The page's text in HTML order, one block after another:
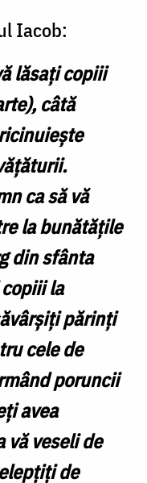
Iacob:
lăsaţi copiii
câtă
ca să vă
la bunătăţile
din sfânta
la
părinţi
cele de
poruncii
avea
vă veseli de
de